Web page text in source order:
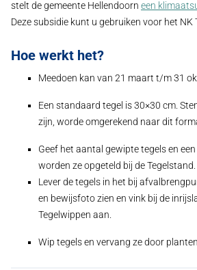
stelt de gemeente Hellendoorn een
Deze subsidie kunt u gebruiken voor het NK
Hoe werkt het?
Meedoen kan van 21 maart t/m 31
Een standaard tegel is 30×30 cm.
zijn, worde omgerekend naar dit
Geef het aantal gewipte tegels en
worden ze opgeteld bij de Tegelstand.
Lever de tegels in het bij
en bewijsfoto zien en vink bij de
Tegelwippen aan.
Wip tegels en vervang ze door